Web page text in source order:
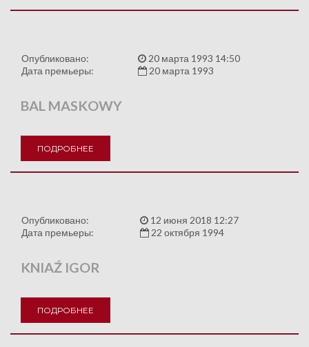
Опубликовано:
20 марта 1993 14:50
Дата премьеры:
20 марта 1993
BAL MASKOWY
ПОДРОБНЕЕ
Опубликовано:
12 июня 2018 12:27
Дата премьеры:
22 октября 1994
KNIAŹ IGOR
ПОДРОБНЕЕ